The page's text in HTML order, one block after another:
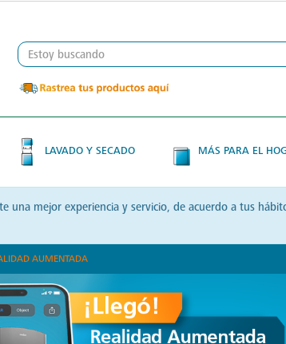
LAVADO Y SECADO MÁS PARA EL
una mejor experiencia y servicio, de acuerdo a tus
AUMENTADA